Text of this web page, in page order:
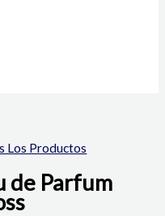
Los Productos
de Parfum